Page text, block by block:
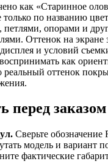
как «Старинное
по названию
петлями, опорами и
Оттенок на экране
и условий
как
реальный оттенок
перед заказом
Сверьте обозначение
модель и вариант
фактические